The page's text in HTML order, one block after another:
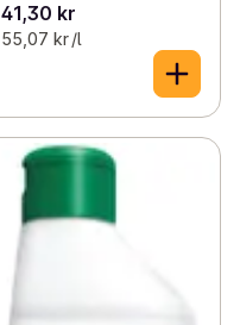
41,30 kr
55,07 kr /l